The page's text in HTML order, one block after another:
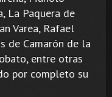
La Paquera de
Varea, Rafael
de Camarón de la
entre otras
por completo su